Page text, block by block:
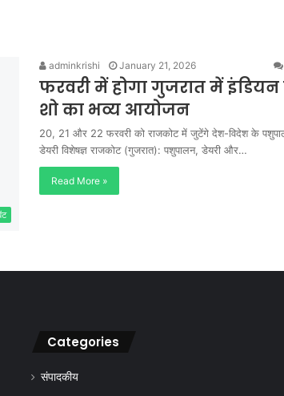
adminkrishi January 21, 2026
फरवरी में होगा गुजरात में
शो का भव्य आयोजन
20, 21 और 22 फरवरी को राजकोट में जुटेंगे देश-विदेश के
डेयरी विशेषज्ञ राजकोट (गुजरात): पशुपालन, डेयरी और…
Read More »
Categories
संपादकीय